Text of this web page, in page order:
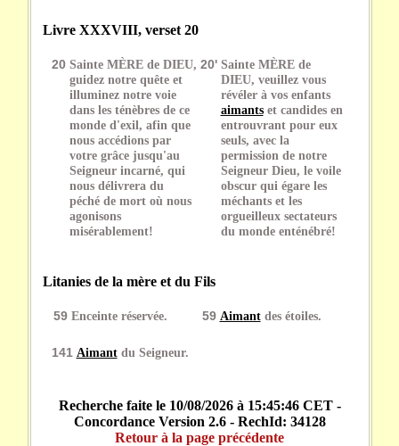
Livre XXXVIII, verset 20
20 Sainte MÈRE de DIEU,
guidez notre quête et
illuminez notre voie
dans les ténèbres de ce
monde d'exil, afin que
nous accédions par
votre grâce jusqu'au
Seigneur incarné, qui
nous délivrera du
péché de mort où nous
agonisons
misérablement!
20' Sainte MÈRE de
DIEU, veuillez vous
révéler à vos enfants
aimantset candides en
entrouvrant pour eux
seuls, avec la
permission de notre
Seigneur Dieu, le voile
obscur qui égare les
méchants et les
orgueilleux sectateurs
du monde enténébré!
Litanies de la mère et du Fils
59 Enceinte réservée. 59 Aimantdes étoiles.
141 Aimantdu Seigneur.
Recherche faite le 10/08/2026 à 15:45:46 CET -
Concordance Version 2.6 - RechId: 34128
Retour à la page précédente